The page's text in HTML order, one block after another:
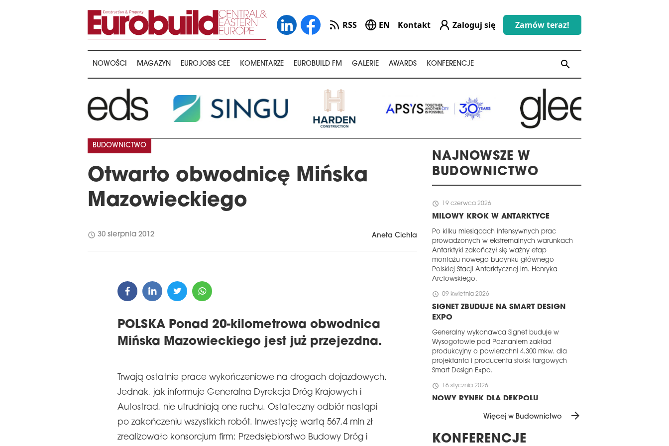
RSS EN Kontakt Zaloguj się Zamów teraz!
NOWOŚCI MAGAZYN EUROJOBS CEE KOMENTARZE EUROBUILD FM GALERIE AWARDS KONFERENCJE search
Otwarto obwodnicę Mińska
Mazowieckiego
BUDOWNICTWO
schedule 30 sierpnia 2012 Aneta Cichla
POLSKA Ponad 20-kilometrowa obwodnica
Mińska Mazowieckiego jest już przejezdna.
Trwają ostatnie prace wykończeniowe na drogach dojazdowych.
Jednak, jak informuje Generalna Dyrekcja Dróg Krajowych i
Autostrad, nie utrudniają one ruchu. Ostateczny odbiór nastąpi
po zakończeniu wszystkich robót. Inwestycję wartą 567,4 mln zł
zrealizowało konsorcjum firm: Przedsiębiorstwo Budowy Dróg i
NAJNOWSZE W
BUDOWNICTWO
schedule 19 czerwca 2026
MILOWY KROK W ANTARKTYCE
Po kilku miesiącach intensywnych prac
prowadzonych w ekstremalnych warunkach
Antarktyki zakończył się ważny etap
montażu nowego budynku głównego
Polskiej Stacji Antarktycznej im. Henryka
Arctowskiego.
schedule 09 kwietnia 2026
SIGNET ZBUDUJE NA SMART DESIGN
EXPO
Generalny wykonawca Signet buduje w
Wysogotowie pod Poznaniem zakład
produkcyjny o powierzchni 4.300 mkw. dla
projektanta i producenta stoisk targowych
Smart Design Expo.
schedule 16 stycznia 2026
NOWY RYNEK DLA DEKPOLU
Dekpol Budownictwo rozszerza swoją
2025 roku spółka zawarła umowę z
deweloperem na realizację prac
Więcej w Budownictwo arrow_forward
KONFERENCJE